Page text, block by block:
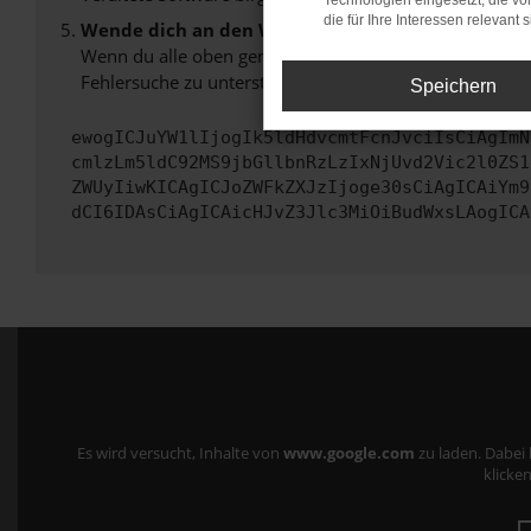
Wende dich an den Webseitenbetreiber.
Wenn du alle oben genannten Schritte versucht hast,
Fehlersuche zu unterstützen:
Es wird versucht, Inhalte von www.google.com zu laden.
die für Ihre Interessen relevant
Speichern